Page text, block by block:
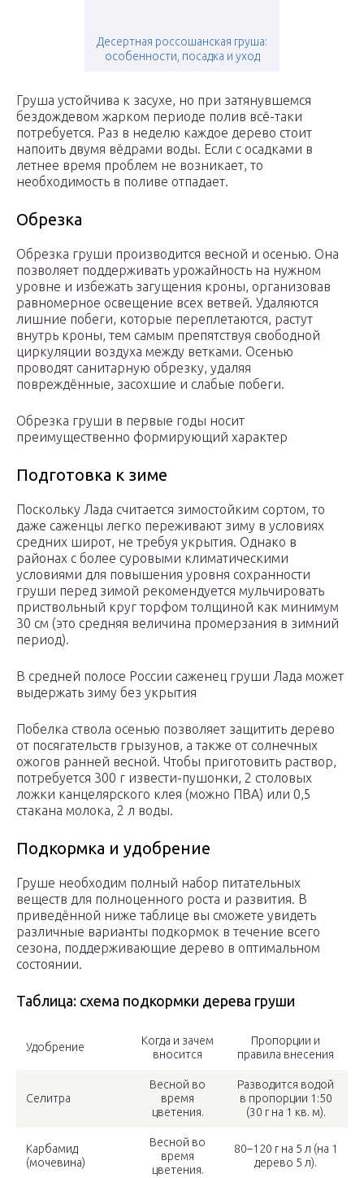
Десертная россошанская груша:
особенности, посадка и уход
Груша устойчива к засухе, но при затянувшемся
бездождевом жарком периоде полив всё-таки
потребуется. Раз в неделю каждое дерево стоит
напоить двумя вёдрами воды. Если с осадками в
летнее время проблем не возникает, то
необходимость в поливе отпадает.
Обрезка
Обрезка груши производится весной и осенью. Она
позволяет поддерживать урожайность на нужном
уровне и избежать загущения кроны, организовав
равномерное освещение всех ветвей. Удаляются
лишние побеги, которые переплетаются, растут
внутрь кроны, тем самым препятствуя свободной
циркуляции воздуха между ветками. Осенью
проводят санитарную обрезку, удаляя
повреждённые, засохшие и слабые побеги.
Обрезка груши в первые годы носит
преимущественно формирующий характер
Подготовка к зиме
Поскольку Лада считается зимостойким сортом, то
даже саженцы легко переживают зиму в условиях
средних широт, не требуя укрытия. Однако в
районах с более суровыми климатическими
условиями для повышения уровня сохранности
груши перед зимой рекомендуется мульчировать
приствольный круг торфом толщиной как минимум
30 см (это средняя величина промерзания в зимний
период).
В средней полосе России саженец груши Лада может
выдержать зиму без укрытия
Побелка ствола осенью позволяет защитить дерево
от посягательств грызунов, а также от солнечных
ожогов ранней весной. Чтобы приготовить раствор,
потребуется 300 г извести-пушонки, 2 столовых
ложки канцелярского клея (можно ПВА) или 0,5
стакана молока, 2 л воды.
Подкормка и удобрение
Груше необходим полный набор питательных
веществ для полноценного роста и развития. В
приведённой ниже таблице вы сможете увидеть
различные варианты подкормок в течение всего
сезона, поддерживающие дерево в оптимальном
состоянии.
Таблица: схема подкормки дерева груши
Удобрение
Когда и зачем
вносится
Пропорции и
правила внесения
Селитра
Весной во
время
цветения.
Разводится водой
в пропорции 1:50
(30 г на 1 кв. м).
Карбамид
(мочевина)
Весной во
время
цветения.
80–120 г на 5 л (на 1
дерево 5 л).